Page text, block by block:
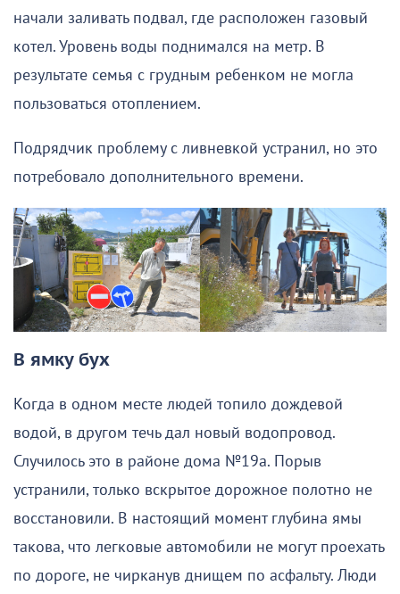
начали заливать подвал, где расположен газовый
котел. Уровень воды поднимался на метр. В
результате семья с грудным ребенком не могла
пользоваться отоплением.
Подрядчик проблему с ливневкой устранил, но это
потребовало дополнительного времени.
В ямку бух
Когда в одном месте людей топило дождевой
водой, в другом течь дал новый водопровод.
Случилось это в районе дома №19а. Порыв
устранили, только вскрытое дорожное полотно не
восстановили. В настоящий момент глубина ямы
такова, что легковые автомобили не могут проехать
по дороге, не чирканув днищем по асфальту. Люди